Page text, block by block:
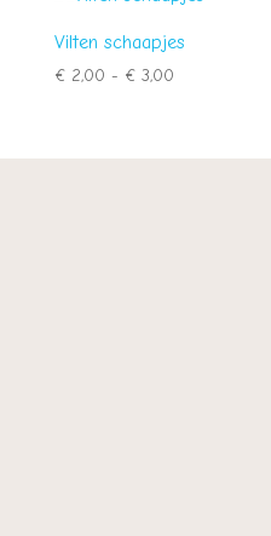
Vilten schaapjes
€2,00 - €3,00Prijsklasse:
€ 3,00